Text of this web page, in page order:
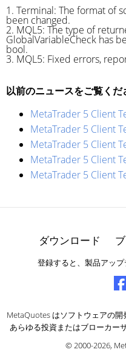
1. Terminal: The format of
been changed.
2. MQL5: The type of
GlobalVariableCheck has
bool.
3. MQL5: Fixed errors,
以前のニュースをご覧くだ
MetaTrader 5 Client
MetaTrader 5 Client
MetaTrader 5 Client
MetaTrader 5 Client
MetaTrader 5 Client
ダウンロード
登録すると、製品アッ
MetaQuotes はソフトウェアの
あらゆる投資またはブローカー
© 2000-2026,